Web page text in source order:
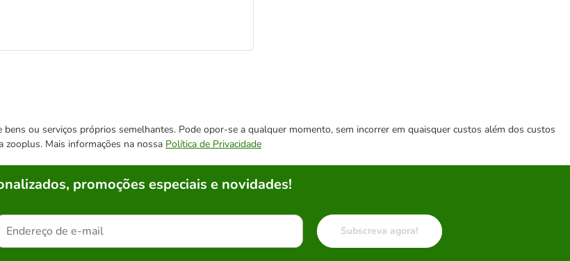
ou serviços próprios semelhantes. Pode opor-se a qualquer momento, sem incorrer em quaisquer custos além dos custos
zooplus. Mais informações na nossa Política de Privacidade
promoções especiais e novidades!
Subscreva agora!